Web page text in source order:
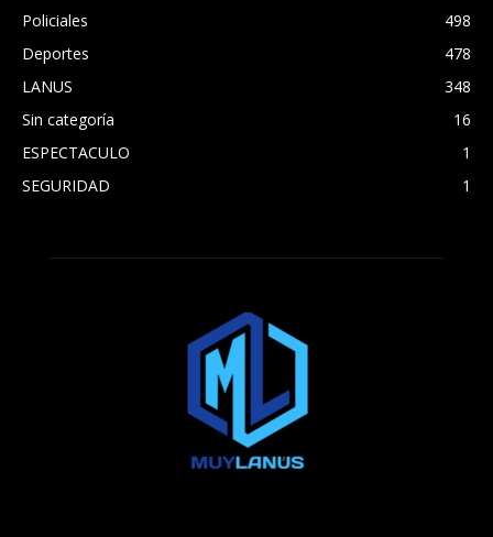
Policiales
498
Deportes
478
LANUS
348
Sin categoría
16
ESPECTACULO
1
SEGURIDAD
1